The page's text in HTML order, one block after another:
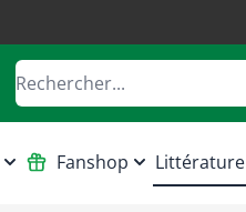
Rechercher
Fanshop Littérature